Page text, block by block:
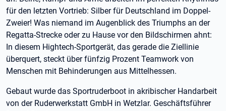
für den letzten Vortrieb: Silber für Deutschland im Doppel-
Zweier! Was niemand im Augenblick des Triumphs an der
Regatta-Strecke oder zu Hause vor den Bildschirmen ahnt:
In diesem Hightech-Sportgerät, das gerade die Ziellinie
überquert, steckt über fünfzig Prozent Teamwork von
Menschen mit Behinderungen aus Mittelhessen.
Gebaut wurde das Sportruderboot in akribischer Handarbeit
von der Ruderwerkstatt GmbH in Wetzlar. Geschäftsführer